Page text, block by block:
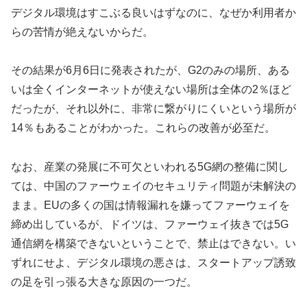
デジタル環境はすこぶる良いはずなのに、なぜか利用者か
らの苦情が絶えないからだ。
その結果が6月6日に発表されたが、G2のみの場所、ある
いは全くインターネットが使えない場所は全体の2％ほど
だったが、それ以外に、非常に繋がりにくいという場所が
14％もあることがわかった。これらの改善が必至だ。
なお、産業の発展に不可欠といわれる5G網の整備に関し
ては、中国のファーウェイのセキュリティ問題が未解決の
まま。EUの多くの国は情報漏れを嫌ってファーウェイを
締め出しているが、ドイツは、ファーウェイ抜きでは5G
通信網を構築できないということで、禁止はできない。い
ずれにせよ、デジタル環境の悪さは、スタートアップ誘致
の足を引っ張る大きな原因の一つだ。